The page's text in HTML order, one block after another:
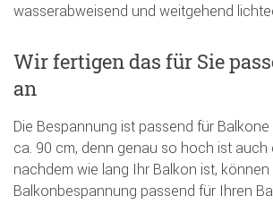
wasserabweisend und weitgehend
Wir fertigen das für Sie
an
Die Bespannung ist passend für
ca. 90 cm, denn genau so hoch ist auch
nachdem wie lang Ihr Balkon ist,
Balkonbespannung passend für Ihren